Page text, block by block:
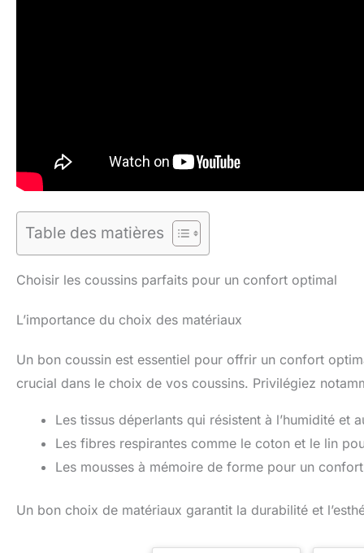
Table des matières
Choisir les coussins parfaits pour un confort optimal
L’importance du choix des matériaux
Un bon coussin est essentiel pour offrir un confort
crucial dans le choix de vos coussins. Privilégiez
Les tissus déperlants qui résistent à l’humidité et
Les fibres respirantes comme le coton et le lin
Les mousses à mémoire de forme pour un
Un bon choix de matériaux garantit la durabilité et